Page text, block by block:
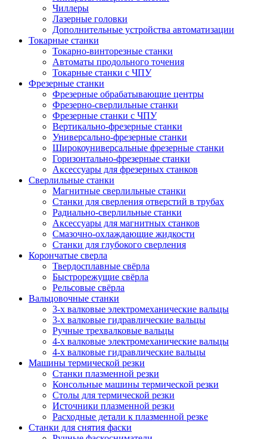
Чиллеры
Лазерные головки
Дополнительные устройства автоматизации
Токарные станки
Токарно-винторезные станки
Автоматы продольного точения
Токарные станки с ЧПУ
Фрезерные станки
Фрезерные обрабатывающие центры
Фрезерно-сверлильные станки
Фрезерные станки с ЧПУ
Вертикально-фрезерные станки
Универсально-фрезерные станки
Широкоуниверсальные фрезерные станки
Горизонтально-фрезерные станки
Аксессуары для фрезерных станков
Сверлильные станки
Магнитные сверлильные станки
Станки для сверления отверстий в трубах
Радиально-сверлильные станки
Аксессуары для магнитных станков
Смазочно-охлаждающие жидкости
Станки для глубокого сверления
Корончатые сверла
Твердосплавные свёрла
Быстрорежущие свёрла
Рельсовые свёрла
Вальцовочные станки
3-х валковые электромеханические вальцы
3-х валковые гидравлические вальцы
Ручные трехвалковые вальцы
4-х валковые электромеханические вальцы
4-х валковые гидравлические вальцы
Машины термической резки
Станки плазменной резки
Консольные машины термической резки
Столы для термической резки
Источники плазменной резки
Расходные детали к плазменной резке
Станки для снятия фаски